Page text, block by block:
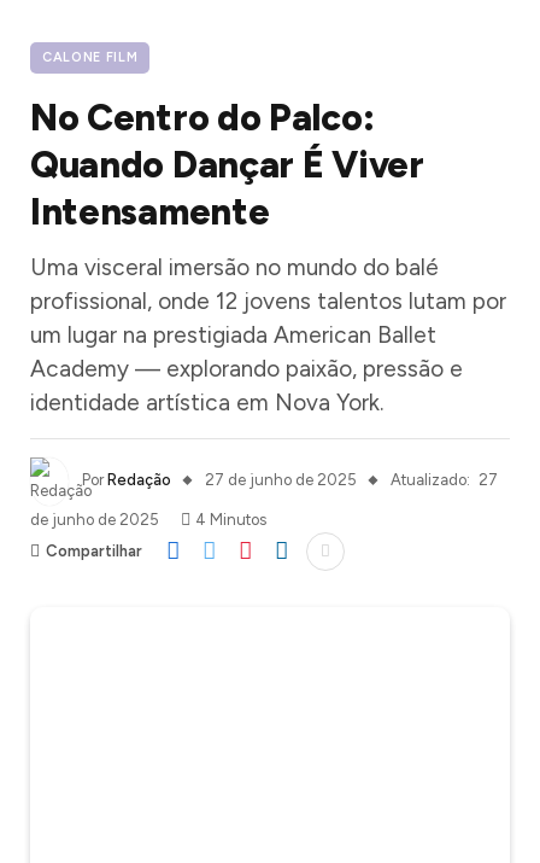
CALONE FILM
No Centro do Palco:
Quando Dançar É Viver
Intensamente
Uma visceral imersão no mundo do balé
profissional, onde 12 jovens talentos lutam por
um lugar na prestigiada American Ballet
Academy — explorando paixão, pressão e
identidade artística em Nova York.
Por Redação 27 de junho de 2025 Atualizado: 27
de junho de 2025
4 Minutos
Compartilhar